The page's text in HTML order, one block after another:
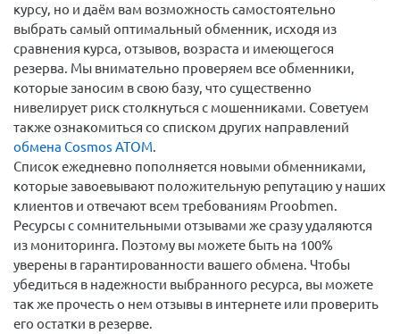
курсу, но и даём вам возможность самостоятельно
выбрать самый оптимальный обменник, исходя из
сравнения курса, отзывов, возраста и имеющегося
резерва. Мы внимательно проверяем все обменники,
которые заносим в свою базу, что существенно
нивелирует риск столкнуться с мошенниками. Советуем
также ознакомиться со списком других направлений
обмена Cosmos ATOM.
Список ежедневно пополняется новыми обменниками,
которые завоевывают положительную репутацию у наших
клиентов и отвечают всем требованиям Proobmen.
Ресурсы с сомнительными отзывами же сразу удаляются
из мониторинга. Поэтому вы можете быть на 100%
уверены в гарантированности вашего обмена. Чтобы
убедиться в надежности выбранного ресурса, вы можете
так же прочесть о нем отзывы в интернете или проверить
его остатки в резерве.